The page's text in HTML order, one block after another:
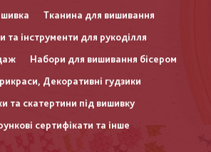
Тканина для вишивання
та інструменти для рукоділля
Набори для вишивання бісером
Декоративні гудзики
та скатертини під вишивку
сертифікати та інше